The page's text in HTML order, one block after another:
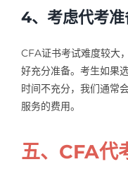
4、考虑代考
CFA证书考试难度较大
好充分准备。考生如果
时间不充分，我们通常
服务的费用。
五、CFA代